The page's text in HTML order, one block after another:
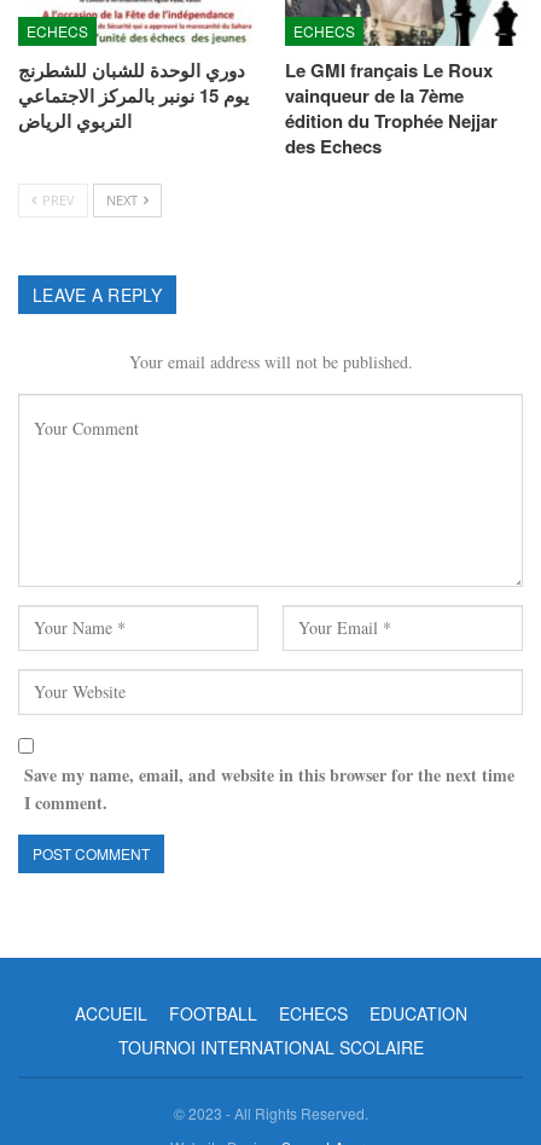
ECHECS
دوري الوحدة للشبان للشطرنج
يوم 15 نونبر بالمركز الاجتماعي
التربوي الرياض
ECHECS
Le GMI français Le Roux
vainqueur de la 7ème
édition du Trophée Nejjar
des Echecs
PREV NEXT
LEAVE A REPLY
Your email address will not be published.
Save my name, email, and website in this browser for the next time
I comment.
ACCUEIL FOOTBALL ECHECS
EDUCATION
TOURNOI INTERNATIONAL SCOLAIRE
© 2023 - All Rights Reserved.